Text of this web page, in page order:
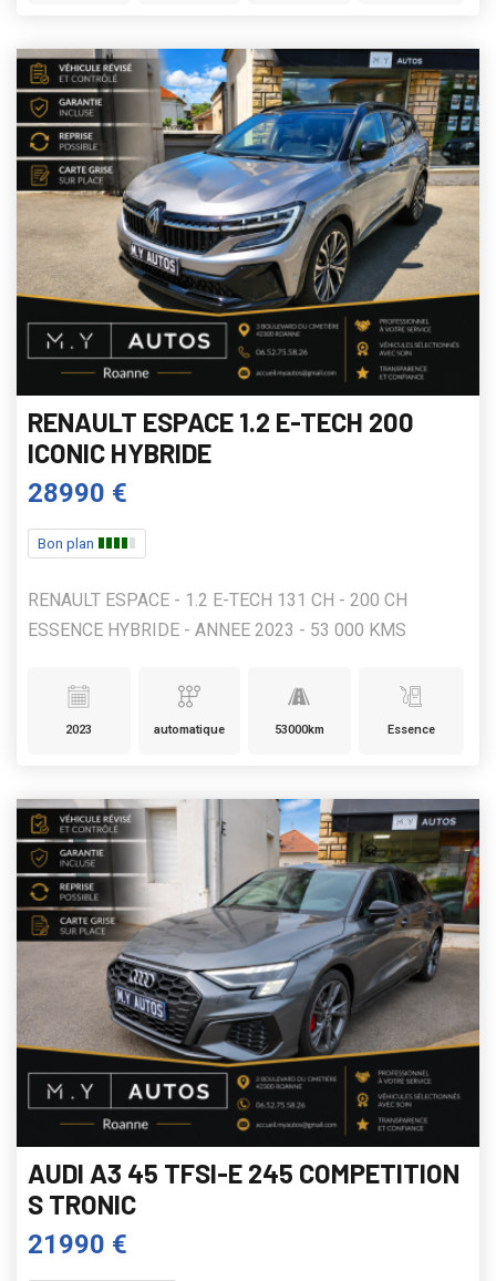
RENAULT ESPACE 1.2 E-TECH 200
ICONIC HYBRIDE
28990 €
Bon plan
RENAULT ESPACE - 1.2 E-TECH 131 CH - 200 CH
ESSENCE HYBRIDE - ANNEE 2023 - 53 000 KMS
2023 automatique 53000km Essence
AUDI A3 45 TFSI-E 245 COMPETITION
S TRONIC
21990 €